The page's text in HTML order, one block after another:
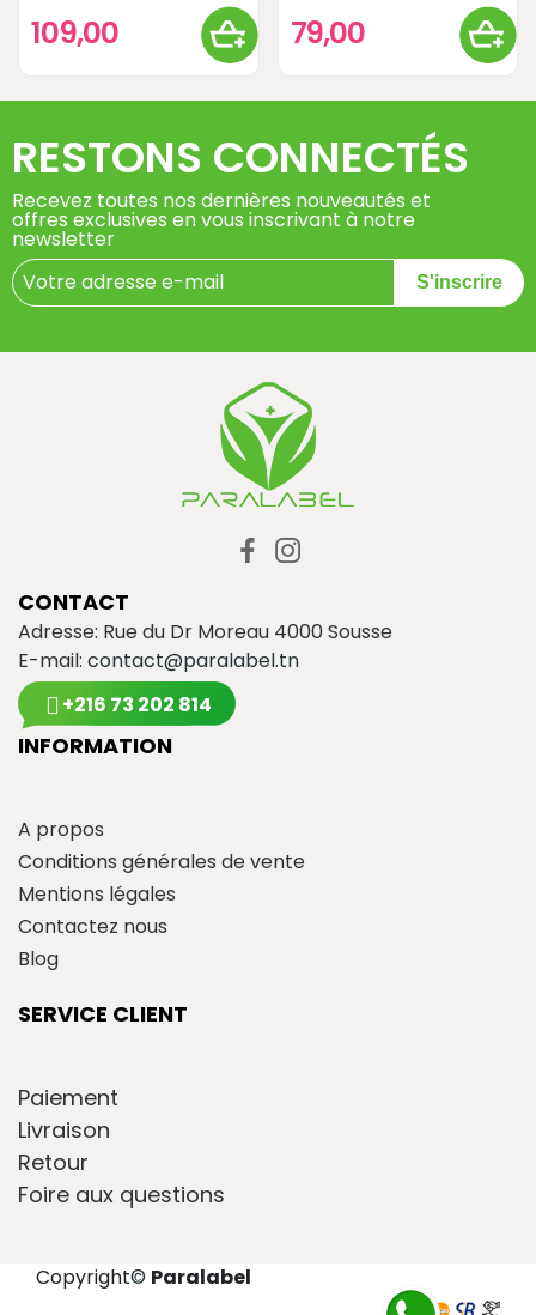
109,00 79,00
RESTONS CONNECTÉS
Recevez toutes nos dernières nouveautés et
offres exclusives en vous inscrivant à notre
newsletter
S'inscrire
CONTACT
Adresse: Rue du Dr Moreau 4000 Sousse
E-mail: contact@paralabel.tn
+216 73 202 814
INFORMATION
A propos
Conditions générales de vente
Mentions légales
Contactez nous
Blog
SERVICE CLIENT
Paiement
Livraison
Retour
Foire aux questions
Copyright© Paralabel